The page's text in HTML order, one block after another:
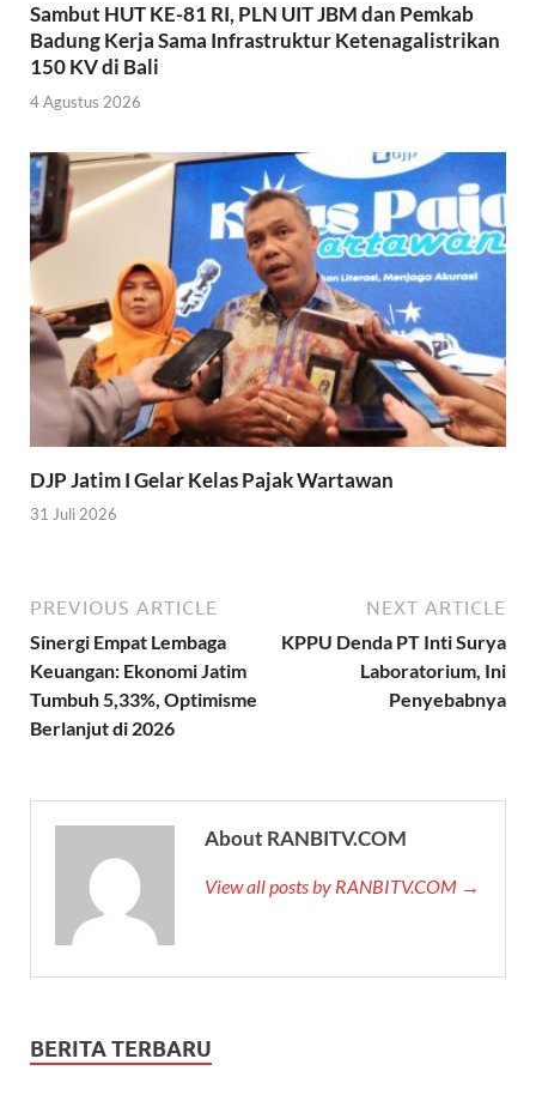
Sambut HUT KE-81 RI, PLN UIT JBM dan Pemkab
Badung Kerja Sama Infrastruktur Ketenagalistrikan
150 KV di Bali
4 Agustus 2026
DJP Jatim I Gelar Kelas Pajak Wartawan
31 Juli 2026
PREVIOUS ARTICLE
Sinergi Empat Lembaga
Keuangan: Ekonomi Jatim
Tumbuh 5,33%, Optimisme
Berlanjut di 2026
NEXT ARTICLE
KPPU Denda PT Inti Surya
Laboratorium, Ini
Penyebabnya
About RANBITV.COM
View all posts by RANBITV.COM →
BERITA TERBARU